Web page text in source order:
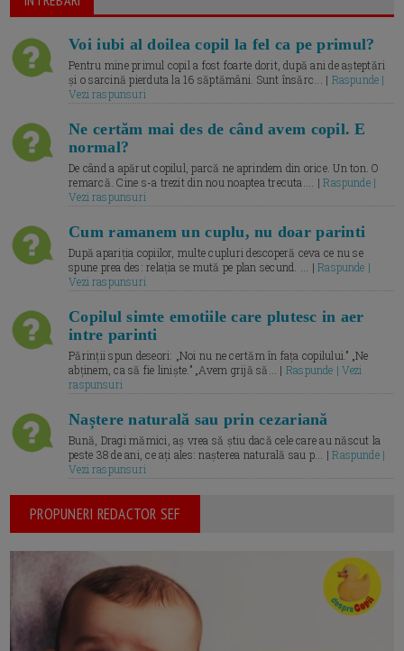
Voi iubi al doilea copil la fel ca pe primul?
Pentru mine primul copil a fost foarte dorit, după ani de așteptări
și o sarcină pierduta la 16 săptămâni. Sunt însărc... | Raspunde |
Vezi raspunsuri
Ne certăm mai des de când avem copil. E
normal?
De când a apărut copilul, parcă ne aprindem din orice. Un ton. O
remarcă. Cine s-a trezit din nou noaptea trecuta.... |Raspunde |
Vezi raspunsuri
Cum ramanem un cuplu, nu doar parinti
După apariția copiilor, multe cupluri descoperă ceva ce nu se
spune prea des: relația se mută pe plan secund. ... |Raspunde |
Vezi raspunsuri
Copilul simte emotiile care plutesc in aer
intre parinti
Părinții spun deseori: „Noi nu ne certăm în fața copilului.” „Ne
abținem, ca să fie liniște.” „Avem grijă să... | Raspunde | Vezi
raspunsuri
Naștere naturală sau prin cezariană
Bună, Dragi mămici, aș vrea să știu dacă cele care au născut la
peste 38 de ani, ce ați ales: nașterea naturală sau p... |Raspunde |
Vezi raspunsuri
PROPUNERI REDACTOR SEF